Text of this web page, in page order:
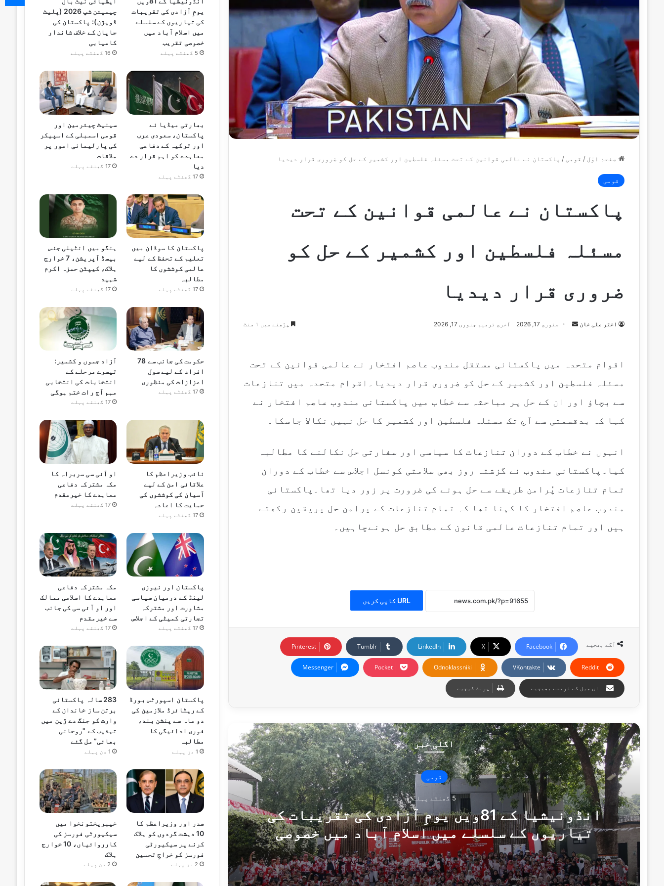
صفحۂ اوّل / قومی / پاکستان نے عالمی قوانین کے تحت مسئلہ فلسطین اور کشمیر کے حل کو ضروری قرار دیدیا
قومی
پاکستان نے عالمی قوانین کے تحت
مسئلہ فلسطین اور کشمیر کے حل کو
ضروری قرار دیدیا
اختر علی خان
S
n
m
جنوری 17, 2026 آخری ترمیم جنوری 17, 2026 پڑھنے میں ۱ منٹ
اقوام متحدہ میں پاکستانی مستقل مندوب عاصم افتخار نے عالمی قوانین کے تحت
مسئلہ فلسطین اور کشمیر کے حل کو ضروری قرار دیدیا۔اقوام متحدہ میں تنازعات
سے بچاؤ اور ان کے حل پر مباحثہ سے خطاب میں پاکستانی مندوب عاصم افتخار نے
کہا کہ بدقسمتی سے آج تک مسئلہ فلسطین اور کشمیر کا حل نہیں نکالا جاسکا۔
انہوں نے خطاب کے دوران تنازعات کا سیاسی اور سفارتی حل نکالنے کا مطالبہ
کیا۔پاکستانی مندوب نے گزشتہ روز بھی سلامتی کونسل اجلاس سے خطاب کے دوران
تمام تنازعات پُرامن طریقے سے حل ہونے کی ضرورت پر زور دیا تھا۔پاکستانی
مندوب عاصم افتخار کا کہنا تھا کہ تمام تنازعات کے پرامن حل پریقین رکھتے
ہیں اور تمام تنازعات عالمی قانون کے مطابق حل ہونےچاہیں۔
URL کاپی کریں
آگے بھجیے Facebook
X
LinkedIn
Tumblr
Pinterest
Reddit
VKontakte
Odnoklassniki
Pocket
Messenger
ای میل کے ذریعے بھیجیے پرنٹ کیجیے
اگلی خبر
قومی
5 گھنٹے پہلے
انڈونیشیا کے 81ویں یومِ آزادی کی تقریبات کی
تیاریوں کے سلسلے میں اسلام آباد میں خصوصی
تقریب
یومِ آزادی کی تقریبات
کی تیاریوں کے سلسلے
میں اسلام آباد میں
خصوصی تقریب
5 گھنٹے پہلے
چیمپئن شپ 2026 (پلیٹ
ڈویژن): پاکستان کی
جاپان کے خلاف شاندار
کامیابی
16 گھنٹے پہلے
بھارتی میڈیا نے
پاکستان، سعودی عرب
اور ترکیہ کے دفاعی
معاہدے کو اہم قرار دے
دیا
17 گھنٹے پہلے
سینیٹ چیئرمین اور
قومی اسمبلی کے اسپیکر
کی پارلیمانی امور پر
ملاقات
17 گھنٹے پہلے
پاکستان کا سوڈان میں
تعلیم کے تحفظ کے لیے
عالمی کوششوں کا
مطالبہ
17 گھنٹے پہلے
ہنگو میں انٹیلی جنس
بیسڈ آپریشن، 7 خوارج
ہلاک، کیپٹن حمزہ اکرم
شہید
17 گھنٹے پہلے
حکومت کی جانب سے 78
افراد کے لیے سول
اعزازات کی منظوری
17 گھنٹے پہلے
آزاد جموں و کشمیر:
تیسرے مرحلے کے
انتخابات کی انتخابی
مہم آج رات ختم ہوگی
17 گھنٹے پہلے
نائب وزیراعظم کا
علاقائی امن کے لیے
آسیان کی کوششوں کی
حمایت کا اعادہ
17 گھنٹے پہلے
او آئی سی سربراہ کا
مکہ مشترکہ دفاعی
معاہدے کا خیرمقدم
17 گھنٹے پہلے
پاکستان اور نیوزی
لینڈ کے درمیان سیاسی
مشاورت اور مشترکہ
تجارتی کمیٹی کے اجلاس
17 گھنٹے پہلے
مکہ مشترکہ دفاعی
معاہدے کا اسلامی ممالک
اور او آئی سی کی جانب
سے خیرمقدم
17 گھنٹے پہلے
پاکستان اسپورٹس بورڈ
کے ریٹائرڈ ملازمین کی
دو ماہ سے پنشن بند،
فوری ادائیگی کا
مطالبہ
1 دن پہلے
283 سالہ پاکستانی
برتن ساز خاندان کے
وارث کو جنگ دے ژین میں
تہذیب کے "روحانی
بھائی” مل گئے
1 دن پہلے
صدر اور وزیراعظم کا
10 دہشت گردوں کو ہلاک
کرنے پر سیکیورٹی
فورسز کو خراجِ تحسین
2 دن پہلے
خیبرپختونخوا میں
سیکیورٹی فورسز کی
کارروائیاں، 10 خوارج
ہلاک
2 دن پہلے